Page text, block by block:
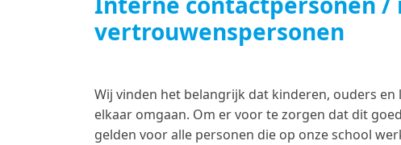
vertrouwenspersonen
Wij vinden het belangrijk dat kinderen, ouders
elkaar omgaan. Om er voor te zorgen dat dit
gelden voor alle personen die op onze school